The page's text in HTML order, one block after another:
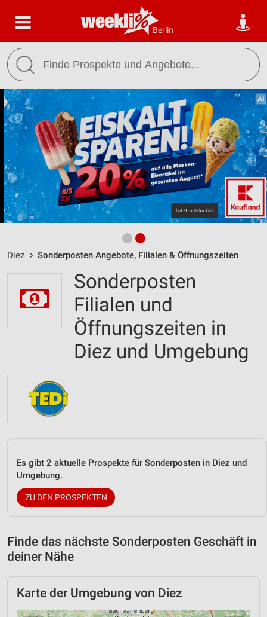
Berlin
Diez Sonderposten Angebote, Filialen & Öffnungszeiten
Sonderposten
Filialen und
Öffnungszeiten in
Diez und Umgebung
Es gibt 2 aktuelle Prospekte für Sonderposten in Diez und
Umgebung.
ZU DEN PROSPEKTEN
Finde das nächste Sonderposten Geschäft in
deiner Nähe
Karte der Umgebung von Diez